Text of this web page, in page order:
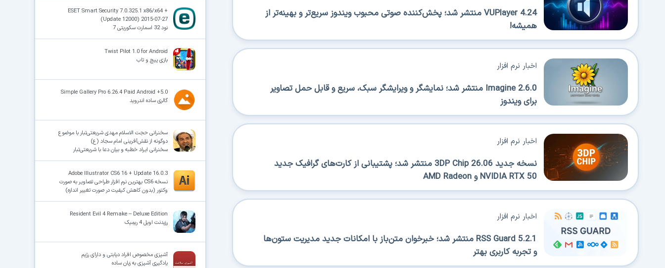
VUPlayer 4.24 منتشر شد؛ پخش‌کننده صوتی محبوب ویندوز سریع‌تر و بهینه‌تر از
همیشه!
Imagine 2.6.0 منتشر شد؛ نمایشگر و ویرایشگر سبک، سریع و قابل حمل تصاویر
برای ویندوز
اخبار نرم افزار
نسخه جدید 3DP Chip 26.06 منتشر شد؛ پشتیبانی از کارت‌های گرافیک جدید
NVIDIA RTX 50 و AMD Radeon
اخبار نرم افزار
RSS Guard 5.2.1 منتشر شد؛ خبرخوان متن‌باز با امکانات جدید مدیریت ستون‌ها
و تجربه کاربری بهتر
اخبار نرم افزار
ESET Smart Security 7.0.325.1 x86/x64 +
(Update 12000) 2015-07-27
نود 32 اسمارت سکوریتی 7
Twist Pilot 1.0 for Android
بازی پیچ و تاب
Simple Gallery Pro 6.26.4 Paid Android +5.0
گالری ساده اندروید
سخنرانی حجت الاسلام مهدی شریعتی‌تبار با موضوع
دوگونه از نقش‌آفرینی امام سجاد (ع)
سخنرانی ایراد خطبه و بیان دعا با شریعتی‌تبار
Adobe Illustrator CS6 16 + Update 16.0.3
نسخه CS6 بهترین نرم افزار طراحی تصاویر به صورت
وکتور (بدون کاهش کیفیت در صورت تغییر اندازه)
Resident Evil 4 Remake – Deluxe Edition
رزیدنت اویل 4 ریمِیک
آشپزی مخصوص افراد دیابتی و دارای رژیم
یادگیری آشپزی به زبان ساده